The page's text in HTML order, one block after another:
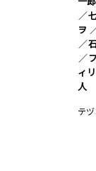
ヲ
ィ
人
テ